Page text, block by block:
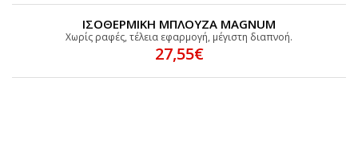
ΙΣΟΘΕΡΜΙΚΗ ΜΠΛΟΥΖΑ MAGNUM
Χωρίς ραφές, τέλεια εφαρμογή, μέγιστη διαπνοή.
27,55€